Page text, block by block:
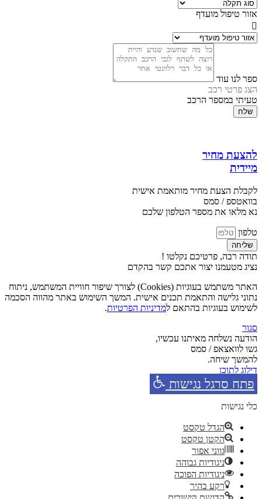
אזור טיפול מועדף
ספר לנו עוד
הצג פרטי רכב
טעיתי במספר הרכב
שלח
להצעת מחיר
מיידית
לקבלת הצעת מחיר מותאמת אישית
בוואטספ / סמס
נא מלאו את מספר הטלפון שלכם
טלפון
שליחה
תודה רבה, פרטיכם נקלטו !
נציג מטעמנו יצור אתכם קשר בהקדם
האתר משתמש בעוגיות (Cookies) לצורך שיפור חוויית המשתמש, ניתוח
נתוני גלישה והתאמת תכנים אישית. המשך השימוש באתר מהווה הסכמה
לשימוש בעוגיות בהתאם למדיניות הפרטיות.
סגור
הודעה נשלחה מאיתנו עכשיו,
גשו לוואצאפ / סמס
להמשך שיחה.
דילוג לתוכן
פתח סרגל נגישות
כלי נגישות
הגדל טקסט
הקטן טקסט
גווני אפור
ניגודיות גבוהה
ניגודיות הפוכה
רקע בהיר